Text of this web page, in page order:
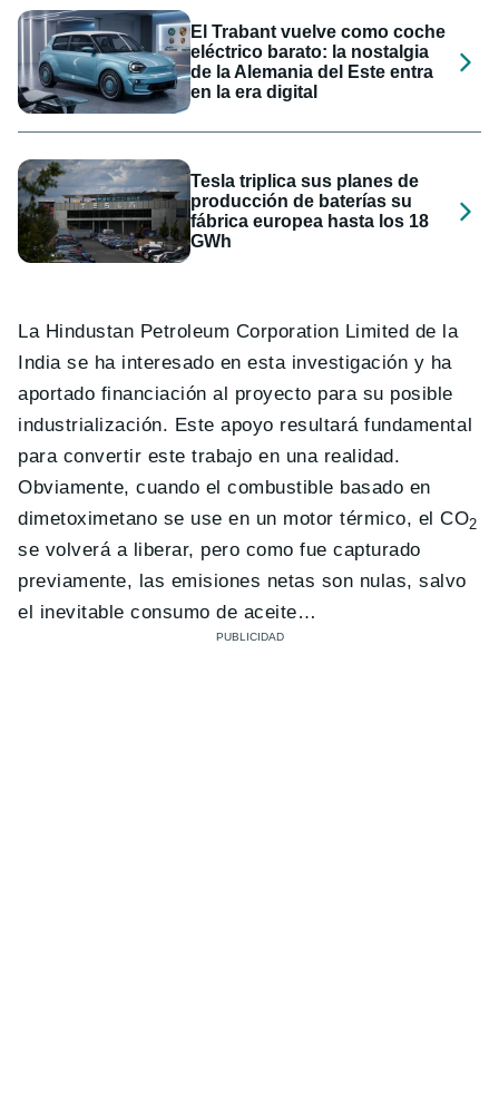
El Trabant vuelve como coche
eléctrico barato: la nostalgia
de la Alemania del Este entra
en la era digital
Tesla triplica sus planes de
producción de baterías su
fábrica europea hasta los 18
GWh
La Hindustan Petroleum Corporation Limited de la
India se ha interesado en esta investigación y ha
aportado financiación al proyecto para su posible
industrialización. Este apoyo resultará fundamental
para convertir este trabajo en una realidad.
Obviamente, cuando el combustible basado en
dimetoximetano se use en un motor térmico, el CO2
se volverá a liberar, pero como fue capturado
previamente, las emisiones netas son nulas, salvo
el inevitable consumo de aceite…